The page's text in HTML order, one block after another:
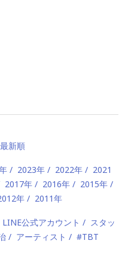
最新順
2023年 2022年
2021
2017年 2016年
2015年
年 2011年
LINE公式アカウント
スタッ
アーティスト #TBT